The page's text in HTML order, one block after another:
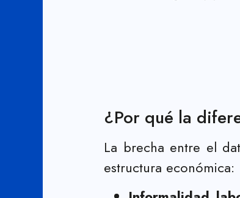
¿Por qué la
La brecha entre el
estructura económica: